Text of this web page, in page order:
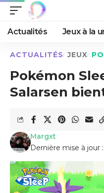
Actualités Jeux à la
ACTUALITÉS JEUX
Pokémon
Salarsen
Dernière mise à jour
Margxt